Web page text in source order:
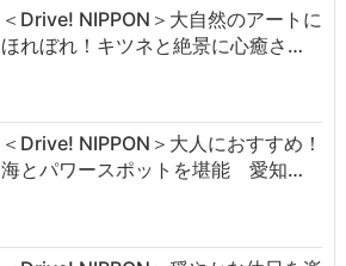
＜Drive! NIPPON＞大自然のアートに
ほれぼれ！キツネと絶景に心癒さ…
＜Drive! NIPPON＞大人におすすめ！
海とパワースポットを堪能 愛知…